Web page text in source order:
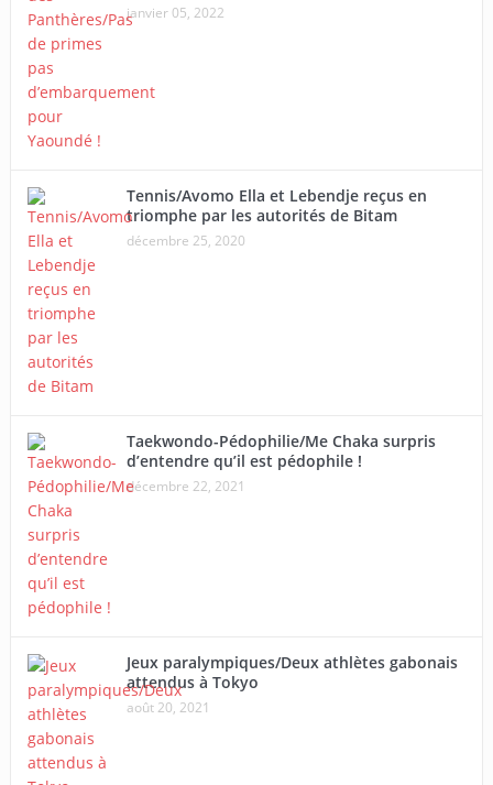
janvier 05, 2022
Tennis/Avomo Ella et Lebendje reçus en
triomphe par les autorités de Bitam
décembre 25, 2020
Taekwondo-Pédophilie/Me Chaka surpris
d’entendre qu’il est pédophile !
décembre 22, 2021
Jeux paralympiques/Deux athlètes gabonais
attendus à Tokyo
août 20, 2021